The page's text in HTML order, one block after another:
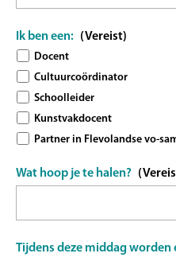
Ik ben een: (Vereist)
Docent
Cultuurcoördinator
Schoolleider
Kunstvakdocent
Partner in Flevolandse vo-
Wat hoop je te halen?
Tijdens deze middag worden